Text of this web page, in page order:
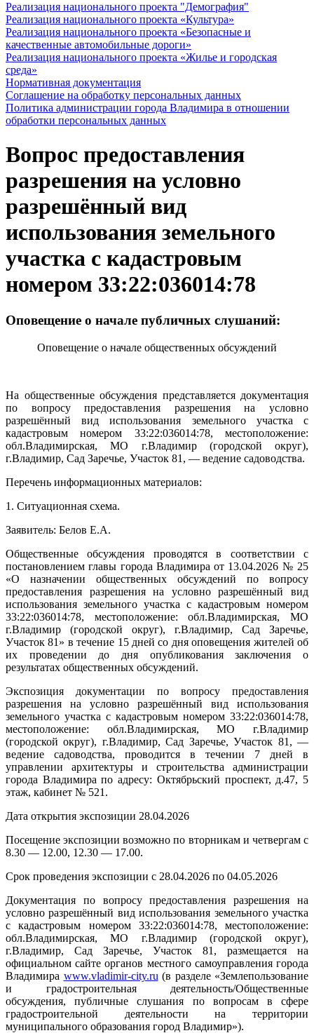
Реализация национального проекта "Демография"
Реализация национального проекта «Культура»
Реализация национального проекта «Безопасные и
качественные автомобильные дороги»
Реализация национального проекта «Жилье и городская
среда»
Нормативная документация
Соглашение на обработку персональных данных
Политика администрации города Владимира в отношении
обработки персональных данных
Вопрос предоставления
разрешения на условно
разрешённый вид
использования земельного
участка с кадастровым
номером 33:22:036014:78
Оповещение о начале публичных слушаний:
Оповещение о начале общественных обсуждений
На общественные обсуждения представляется документация
по вопросу предоставления разрешения на условно
разрешённый вид использования земельного участка с
кадастровым номером 33:22:036014:78, местоположение:
обл.Владимирская, МО г.Владимир (городской округ),
г.Владимир, Сад Заречье, Участок 81, — ведение садоводства.
Перечень информационных материалов:
1. Ситуационная схема.
Заявитель: Белов Е.А.
Общественные обсуждения проводятся в соответствии с
постановлением главы города Владимира от 13.04.2026 № 25
«О назначении общественных обсуждений по вопросу
предоставления разрешения на условно разрешённый вид
использования земельного участка с кадастровым номером
33:22:036014:78, местоположение: обл.Владимирская, МО
г.Владимир (городской округ), г.Владимир, Сад Заречье,
Участок 81» в течение 15 дней со дня оповещения жителей об
их проведении до дня опубликования заключения о
результатах общественных обсуждений.
Экспозиция документации по вопросу предоставления
разрешения на условно разрешённый вид использования
земельного участка с кадастровым номером 33:22:036014:78,
местоположение: обл.Владимирская, МО г.Владимир
(городской округ), г.Владимир, Сад Заречье, Участок 81, —
ведение садоводства, проводится в течении 7 дней в
управлении архитектуры и строительства администрации
города Владимира по адресу: Октябрьский проспект, д.47, 5
этаж, кабинет № 521.
Дата открытия экспозиции 28.04.2026
Посещение экспозиции возможно по вторникам и четвергам с
8.30 — 12.00, 12.30 — 17.00.
Срок проведения экспозиции с 28.04.2026 по 04.05.2026
Документация по вопросу предоставления разрешения на
условно разрешённый вид использования земельного участка
с кадастровым номером 33:22:036014:78, местоположение:
обл.Владимирская, МО г.Владимир (городской округ),
г.Владимир, Сад Заречье, Участок 81, размещается на
официальном сайте органов местного самоуправления города
Владимира www.vladimir-city.ru (в разделе «Землепользование
и градостроительная деятельность/Общественные
обсуждения, публичные слушания по вопросам в сфере
градостроительной деятельности на территории
муниципального образования город Владимир»).